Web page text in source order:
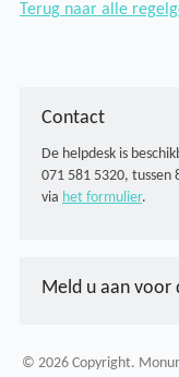
Terug naar alle
Contact
De helpdesk is
071 581 5320, tussen
via het formulier.
Meld u aan voor
© 2026 Copyright.